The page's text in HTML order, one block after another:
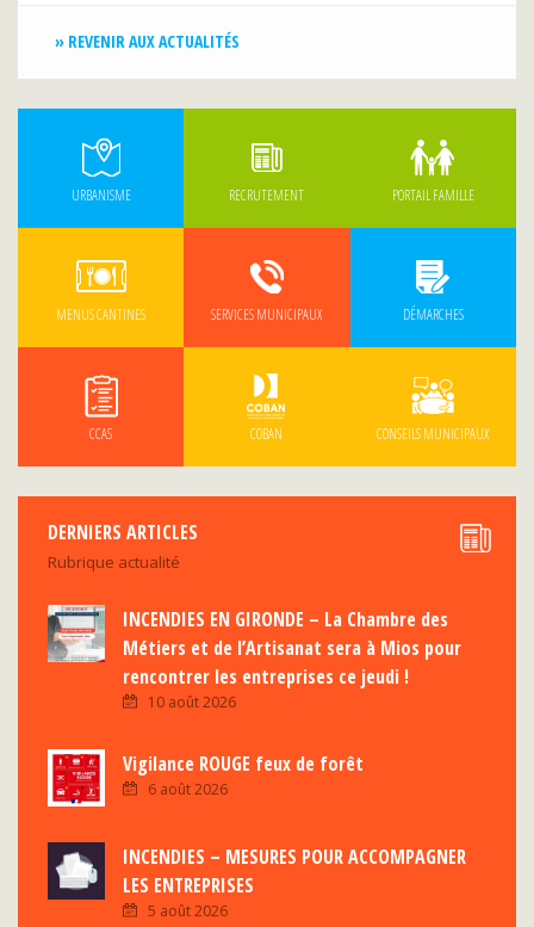
» REVENIR AUX ACTUALITÉS
URBANISME RECRUTEMENT PORTAIL FAMILLE
MENUS CANTINES SERVICES MUNICIPAUX DÉMARCHES
CCAS COBAN CONSEILS MUNICIPAUX
DERNIERS ARTICLES
Rubrique actualité
INCENDIES EN GIRONDE – La Chambre des
Métiers et de l’Artisanat sera à Mios pour
rencontrer les entreprises ce jeudi !
10 août 2026
Vigilance ROUGE feux de forêt
6 août 2026
INCENDIES – MESURES POUR ACCOMPAGNER
LES ENTREPRISES
5 août 2026